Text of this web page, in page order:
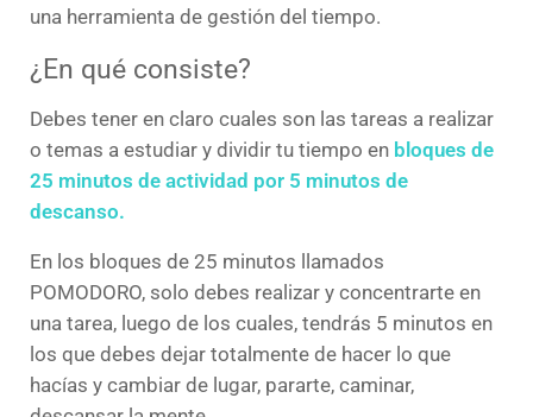
una herramienta de gestión del tiempo.
¿En qué consiste?
Debes tener en claro cuales son las tareas a realizar
o temas a estudiar y dividir tu tiempo en bloques de
25 minutos de actividad por 5 minutos de
descanso.
En los bloques de 25 minutos llamados
POMODORO, solo debes realizar y concentrarte en
una tarea, luego de los cuales, tendrás 5 minutos en
los que debes dejar totalmente de hacer lo que
hacías y cambiar de lugar, pararte, caminar,